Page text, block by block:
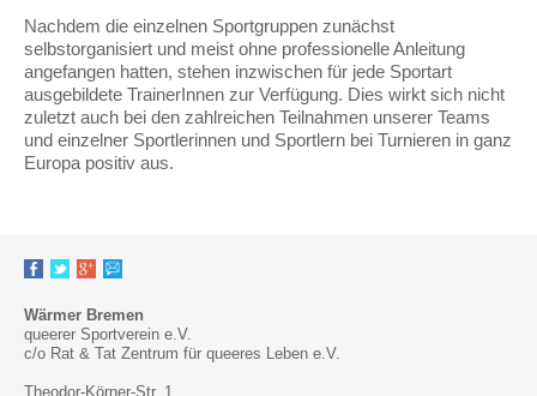
Nachdem die einzelnen Sportgruppen zunächst
selbstorganisiert und meist ohne professionelle Anleitung
angefangen hatten, stehen inzwischen für jede Sportart
ausgebildete TrainerInnen zur Verfügung. Dies wirkt sich nicht
zuletzt auch bei den zahlreichen Teilnahmen unserer Teams
und einzelner Sportlerinnen und Sportlern bei Turnieren in ganz
Europa positiv aus.
Wärmer Bremen
queerer Sportverein e.V.
c/o Rat & Tat Zentrum für queeres Leben e.V.
Theodor-Körner-Str. 1